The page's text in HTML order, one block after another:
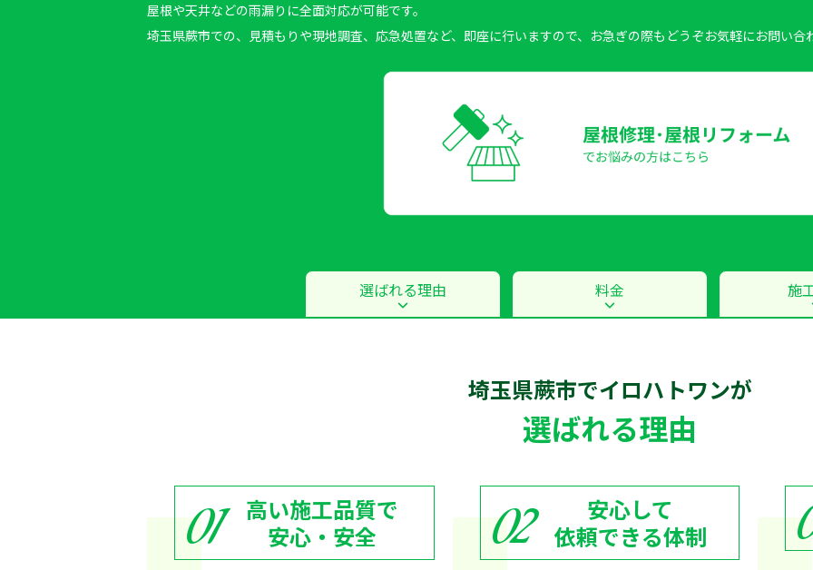
屋根や天井などの雨漏りに全面対応が可能です。
埼玉県蕨市での、見積もりや現地調査、応急処置など、即座に行いますので、お急ぎの際もどうぞお気軽にお問い合
選ばれる理由 料金 施
埼玉県蕨市でイロハトワンが
選ばれる理由
01
高い施工品質で
安心・安全
02
安心して
依頼できる体制